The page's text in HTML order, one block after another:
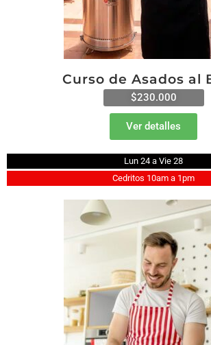
Curso de Asados al
$230.000
Ver detalles
Lun 24 a Vie 28
Cedritos 10am a 1pm